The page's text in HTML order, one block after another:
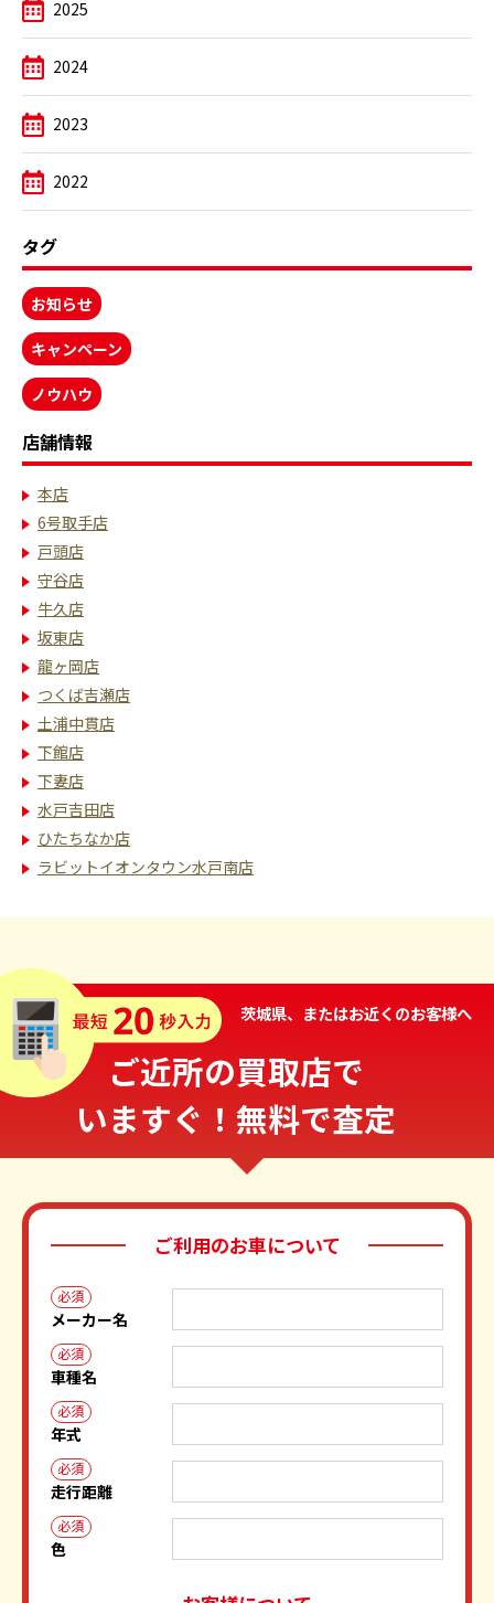
2025
2024
2023
2022
タグ
お知らせ
キャンペーン
ノウハウ
店舗情報
本店
6号取手店
戸頭店
守谷店
牛久店
坂東店
龍ヶ岡店
つくば吉瀬店
土浦中貫店
下館店
下妻店
水戸吉田店
ひたちなか店
ラビットイオンタウン水戸南店
茨城県、またはお近くのお客様へ
ご近所の買取店で
いますぐ！無料で査定
ご利用のお車について
必須
メーカー名
必須
車種名
必須
年式
必須
走行距離
必須
色